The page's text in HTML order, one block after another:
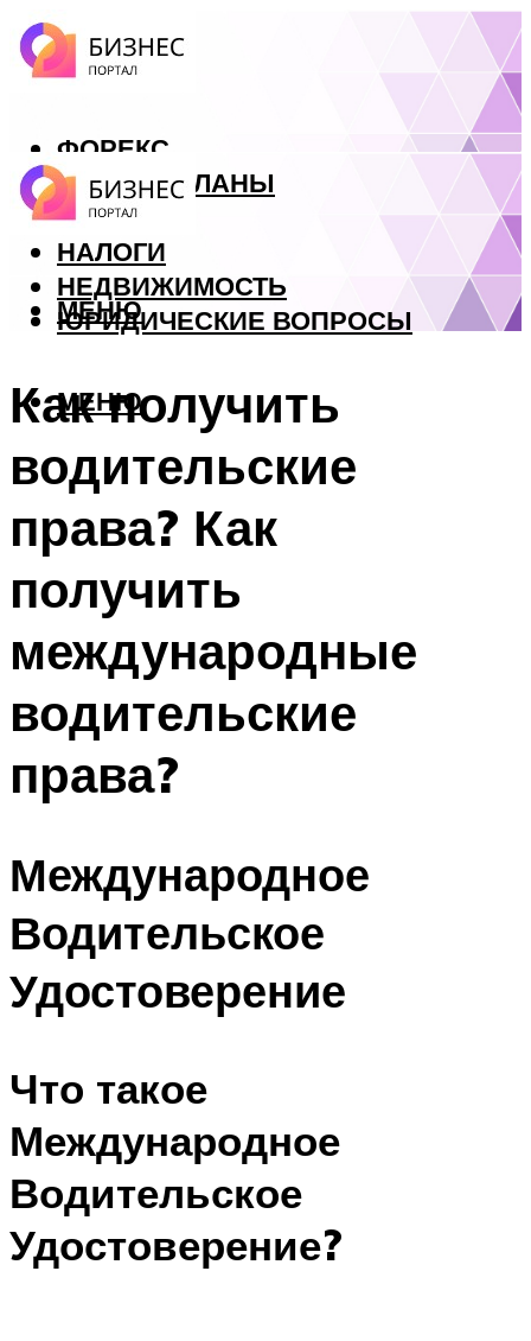
ФОРЕКС
БИЗНЕС ПЛАНЫ
КРЕДИТЫ
НАЛОГИ
НЕДВИЖИМОСТЬ
ЮРИДИЧЕСКИЕ ВОПРОСЫ
МЕНЮ
МЕНЮ
Как получить
водительские
права? Как
получить
международные
водительские
права?
Международное
Водительское
Удостоверение
Что такое
Международное
Водительское
Удостоверение?